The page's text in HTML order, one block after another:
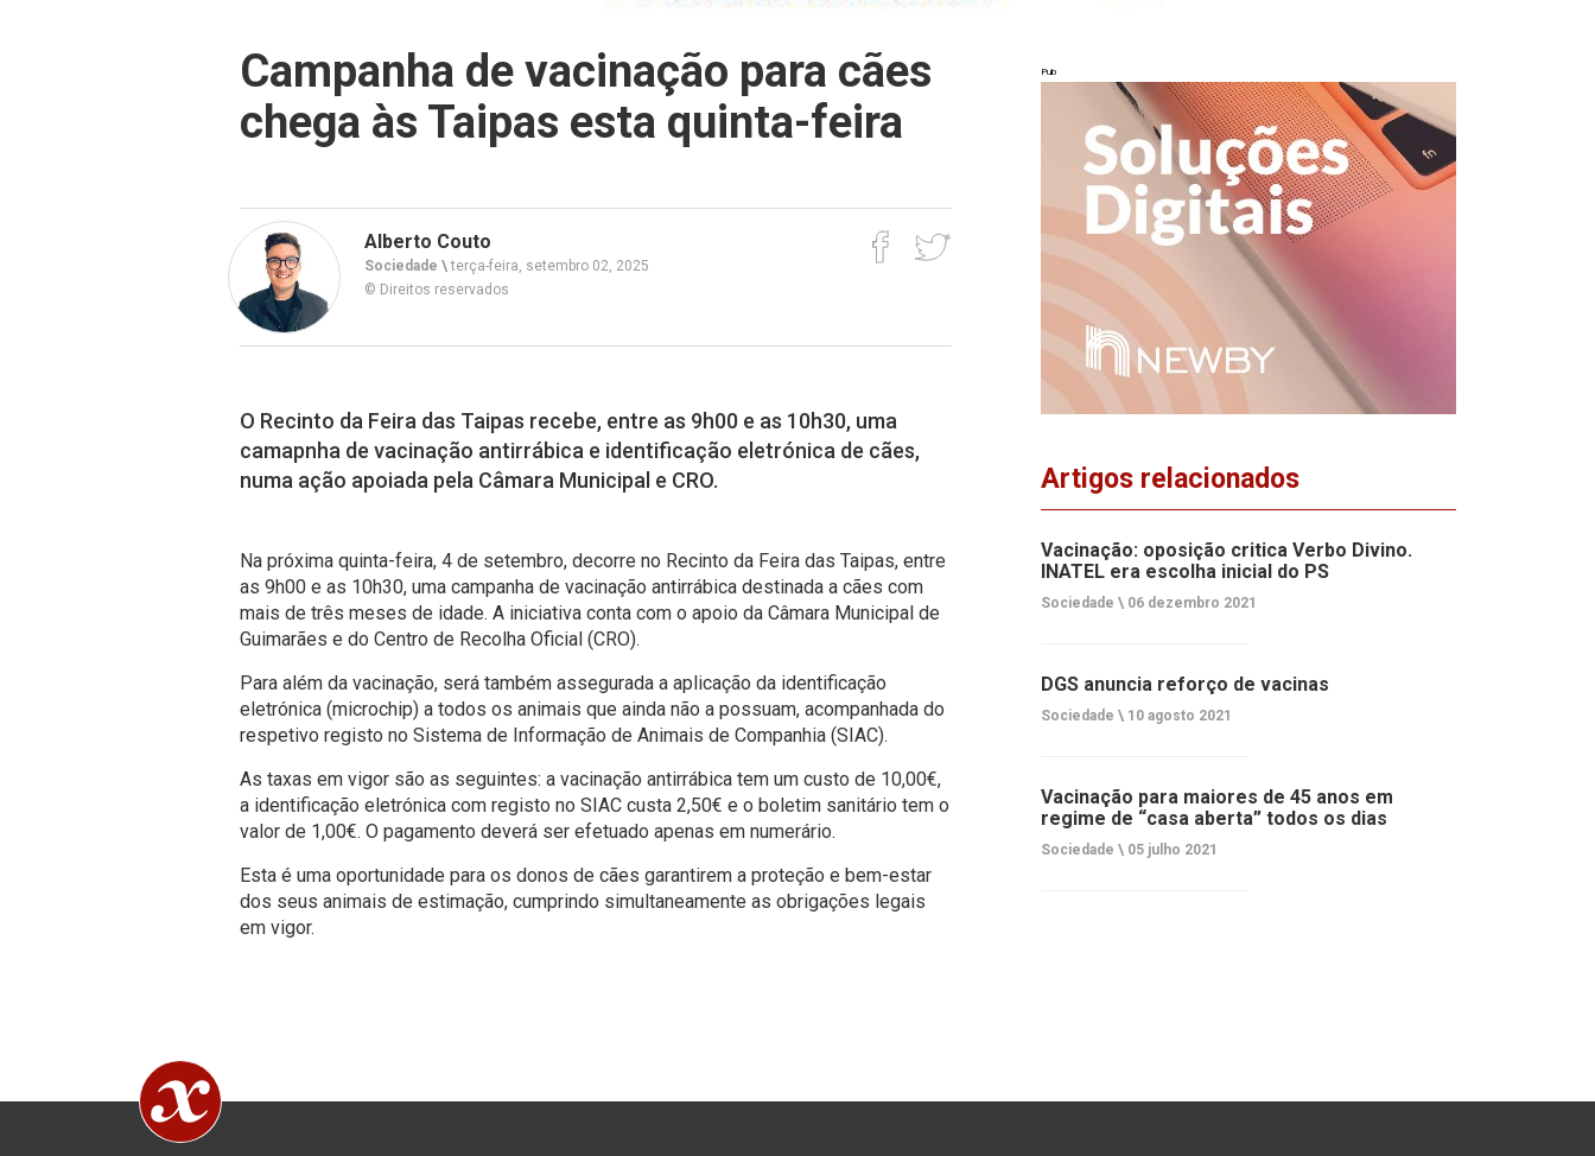
Campanha de vacinação para cães
chega às Taipas esta quinta-feira
Alberto Couto
Sociedade \terça-feira, setembro 02, 2025
© Direitos reservados
O Recinto da Feira das Taipas recebe, entre as 9h00 e as 10h30, uma
camapnha de vacinação antirrábica e identificação eletrónica de cães,
numa ação apoiada pela Câmara Municipal e CRO.
Na próxima quinta-feira, 4 de setembro, decorre no Recinto da Feira das Taipas, entre
as 9h00 e as 10h30, uma campanha de vacinação antirrábica destinada a cães com
mais de três meses de idade. A iniciativa conta com o apoio da Câmara Municipal de
Guimarães e do Centro de Recolha Oficial (CRO).
Para além da vacinação, será também assegurada a aplicação da identificação
eletrónica (microchip) a todos os animais que ainda não a possuam, acompanhada do
respetivo registo no Sistema de Informação de Animais de Companhia (SIAC).
As taxas em vigor são as seguintes: a vacinação antirrábica tem um custo de 10,00€,
a identificação eletrónica com registo no SIAC custa 2,50€ e o boletim sanitário tem o
valor de 1,00€. O pagamento deverá ser efetuado apenas em numerário.
Esta é uma oportunidade para os donos de cães garantirem a proteção e bem-estar
dos seus animais de estimação, cumprindo simultaneamente as obrigações legais
em vigor.
Pub
Artigos relacionados
Vacinação: oposição critica Verbo Divino.
INATEL era escolha inicial do PS
Sociedade \ 06 dezembro 2021
DGS anuncia reforço de vacinas
Sociedade \ 10 agosto 2021
Vacinação para maiores de 45 anos em
regime de “casa aberta” todos os dias
Sociedade \ 05 julho 2021